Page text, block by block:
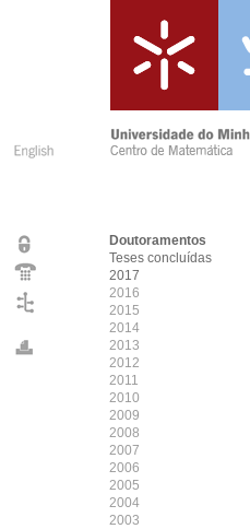
Doutoramentos
Teses concluídas
2017
2016
2015
2014
2013
2012
2011
2010
2009
2008
2007
2006
2005
2004
2003